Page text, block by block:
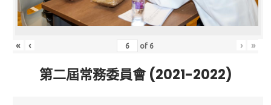
« ‹ of 6 › »
第二屆常務委員會 (2021-2022)